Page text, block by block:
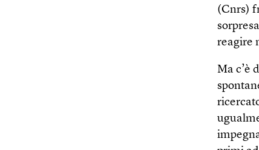
(Cnrs)
reagire
Ma c’è